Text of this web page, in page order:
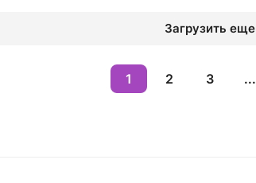
Загрузить еще
1 2 3 ...